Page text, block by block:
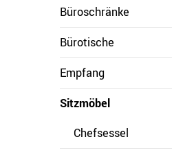
Büroschränke
Bürotische
Empfang
Sitzmöbel
Chefsessel